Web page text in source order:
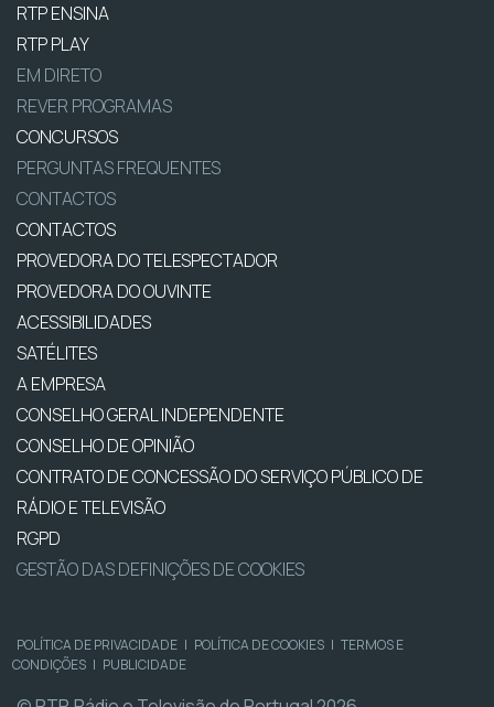
RTP ENSINA
RTP PLAY
EM DIRETO
REVER PROGRAMAS
CONCURSOS
PERGUNTAS FREQUENTES
CONTACTOS
CONTACTOS
PROVEDORA DO TELESPECTADOR
PROVEDORA DO OUVINTE
ACESSIBILIDADES
SATÉLITES
A EMPRESA
CONSELHO GERAL INDEPENDENTE
CONSELHO DE OPINIÃO
CONTRATO DE CONCESSÃO DO SERVIÇO PÚBLICO DE
RÁDIO E TELEVISÃO
RGPD
GESTÃO DAS DEFINIÇÕES DE COOKIES
POLÍTICA DE PRIVACIDADE | POLÍTICA DE COOKIES | TERMOS E
CONDIÇÕES | PUBLICIDADE